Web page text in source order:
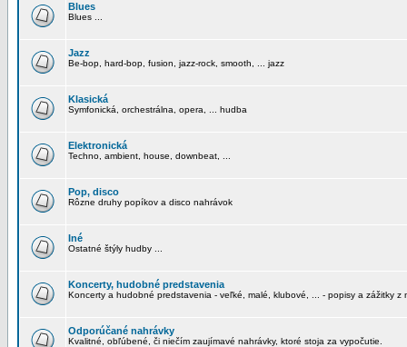
Blues
Blues ...
Jazz
Be-bop, hard-bop, fusion, jazz-rock, smooth, ... jazz
Klasická
Symfonická, orchestrálna, opera, ... hudba
Elektronická
Techno, ambient, house, downbeat, ...
Pop, disco
Rôzne druhy popíkov a disco nahrávok
Iné
Ostatné štýly hudby ...
Koncerty, hudobné predstavenia
Koncerty a hudobné predstavenia - veľké, malé, klubové, ... - popisy a zážitky z
Odporúčané nahrávky
Kvalitné, obľúbené, či niečím zaujímavé nahrávky, ktoré stoja za vypočutie.